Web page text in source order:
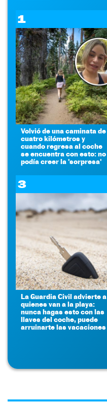
1
Volvió de una caminata de
cuatro kilómetros y
cuando regresa al coche
se encuentra con esto: no
podía creer la 'sorpresa'
3
La Guardia Civil advierte a
quienes van a la playa:
nunca hagas esto con las
llaves del coche, puede
arruinarte las vacaciones